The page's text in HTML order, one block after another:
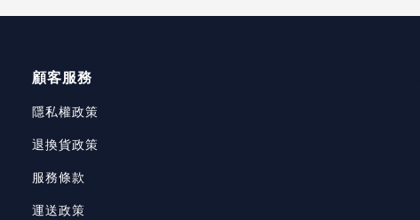
顧客服務
隱私權政策
退換貨政策
服務條款
運送政策